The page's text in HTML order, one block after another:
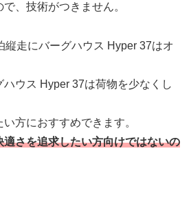
、技術がつきません。
縦走にバーグハウス Hyper 37はオ
ウス Hyper 37は荷物を少なくし
方におすすめできます。
さを追求したい方向けではないの